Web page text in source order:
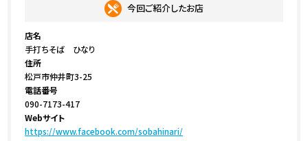
今回ご紹介したお店
店名
手打ちそば ひなり
住所
松戸市仲井町3-25
電話番号
090-7173-417
Webサイト
https://www.facebook.com/sobahinari/